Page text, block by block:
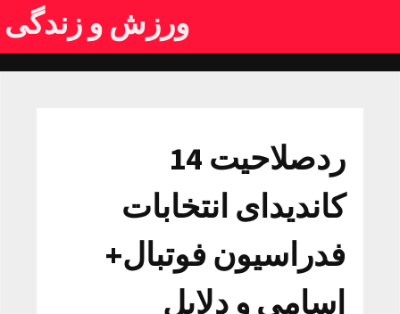
ورزش و زندگی
ردصلاحیت 14
کاندیدای انتخابات
فدراسیون فوتبال‌+
اسامی و دلایل